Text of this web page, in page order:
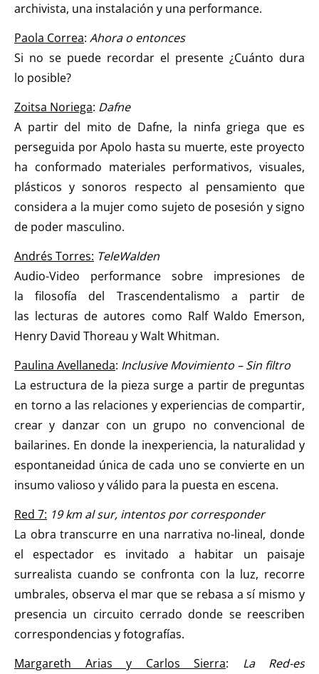
archivista, una instalación y una performance.
Paola Correa: Ahora o entonces
Si no se puede recordar el presente ¿Cuánto dura
lo posible?
Zoitsa Noriega: Dafne
A partir del mito de Dafne, la ninfa griega que es
perseguida por Apolo hasta su muerte, este proyecto
ha conformado materiales performativos, visuales,
plásticos y sonoros respecto al pensamiento que
considera a la mujer como sujeto de posesión y signo
de poder masculino.
Andrés Torres: TeleWalden
Audio-Video performance sobre impresiones de
la filosofía del Trascendentalismo a partir de
las lecturas de autores como Ralf Waldo Emerson,
Henry David Thoreau y Walt Whitman.
Paulina Avellaneda: Inclusive Movimiento – Sin filtro
La estructura de la pieza surge a partir de preguntas
en torno a las relaciones y experiencias de compartir,
crear y danzar con un grupo no convencional de
bailarines. En donde la inexperiencia, la naturalidad y
espontaneidad única de cada uno se convierte en un
insumo valioso y válido para la puesta en escena.
Red 7: 19 km al sur, intentos por corresponder
La obra transcurre en una narrativa no-lineal, donde
el espectador es invitado a habitar un paisaje
surrealista cuando se confronta con la luz, recorre
umbrales, observa el mar que se rebasa a sí mismo y
presencia un circuito cerrado donde se reescriben
correspondencias y fotografías.
Margareth Arias y Carlos Sierra: La Red-es